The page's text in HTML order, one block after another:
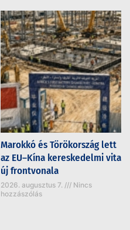
Marokkó és Törökország lett
az EU–Kína kereskedelmi vita
új frontvonala
2026. augusztus 7.
Nincs
hozzászólás